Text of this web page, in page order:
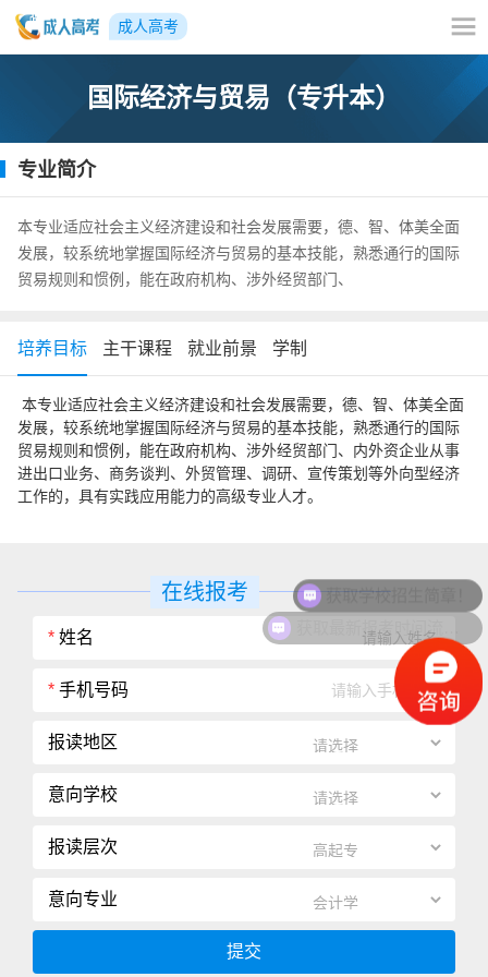
成人高考
国际经济与贸易（专升本）
专业简介
本专业适应社会主义经济建设和社会发展需要，德、智、体美全面
发展，较系统地掌握国际经济与贸易的基本技能，熟悉通行的国际
贸易规则和惯例，能在政府机构、涉外经贸部门、
培养目标 主干课程 就业前景 学制
本专业适应社会主义经济建设和社会发展需要，德、智、体美全面
发展，较系统地掌握国际经济与贸易的基本技能，熟悉通行的国际
贸易规则和惯例，能在政府机构、涉外经贸部门、内外资企业从事
进出口业务、商务谈判、外贸管理、调研、宣传策划等外向型经济
工作的，具有实践应用能力的高级专业人才。
在线报考
* 姓名
* 手机号码
报读地区
意向学校
报读层次
意向专业
提交
获取学校招生简章！